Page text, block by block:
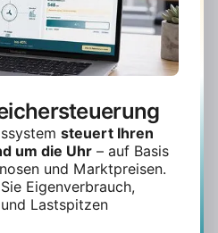
steuert Ihren
um die Uhr – auf Basis
und Marktpreisen.
Eigenverbrauch,
Lastspitzen